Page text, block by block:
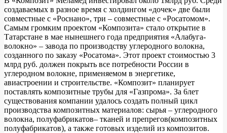
создаваемых в разное время с холдингом «дочек» две были
совместные с «Роснано», три – совместные с «Росатомом».
Самым громким проектом «Композита» стало открытие в
Татарстане в мае нынешнего года предприятия «Алабуга-
волокно» – завода по производству углеродного волокна,
созданного по заказу «Росатома». Этот проект стоимостью 3
млрд руб. должен покрыть все потребности России в
углеродном волокне, применяемом в энергетике,
авиастроении и строительстве. «Композит» планирует
поставлять композитные трубы для «Газпрома». За 6лет
существования компании удалось создать полный цикл
производства композитных материалов: сырья – углеродного
волокна, полуфабрикатов– тканей и препрегов(композитных
полуфабрикатов), а также готовых изделий из композитов.